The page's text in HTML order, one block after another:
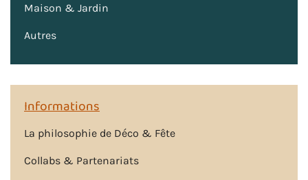
Maison & Jardin
Autres
Informations
La philosophie de Déco & Fête
Collabs & Partenariats